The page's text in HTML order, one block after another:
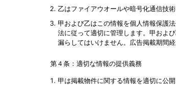
乙はファイアウオールや暗号化通信技
甲および乙はこの情報を個人情報保護
法に従って適切に管理します。甲およ
漏らしてはいけません。広告掲載期間経
第４条：適切な情報の提供義務
甲は掲載物件に関する情報を適切に公